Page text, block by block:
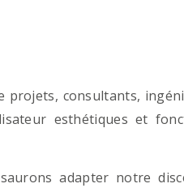
projets, consultants,
esthétiques et
adapter notre